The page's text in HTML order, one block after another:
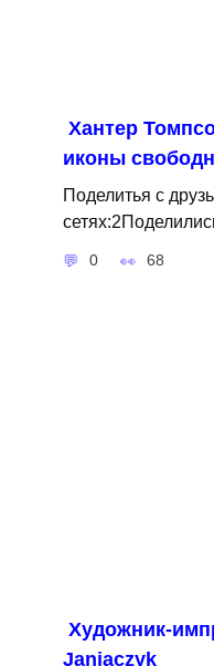
Хантер
иконы
Поделитья с
0 68
Художник-
Janiaczyk